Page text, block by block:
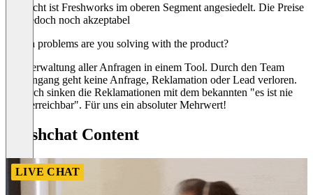
Preislicht ist Freshworks im oberen Segment angesiedelt. Die Preise
sind jedoch noch akzeptabel
Which problems are you solving with the product?
Die Verwaltung aller Anfragen in einem Tool. Durch den Team
Posteingang geht keine Anfrage, Reklamation oder Lead verloren.
Dadurch sinken die Reklamationen mit dem bekannten "es ist nie
einer erreichbar". Für uns ein absoluter Mehrwert!
Freshchat Content
LIVE CHAT